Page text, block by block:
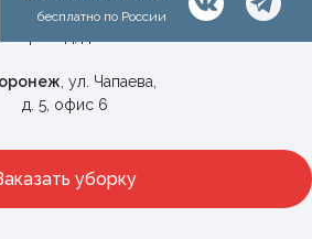
бесплатно по России
, Универсальный
, ул. Чапаева,
д. 5, офис 6
уборку